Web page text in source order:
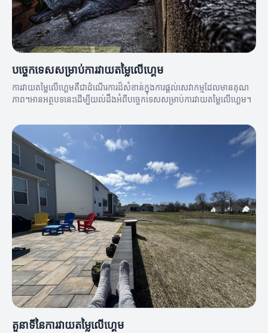
បច្ចេកទេសសម្រាប់ការវាយតម្លៃលើហ្គេម
ការវាយតម្លៃលើហ្គេមគឺជាដំណើរការដ៏សំខាន់ក្នុងការផ្ដល់សេវាកម្មដែលមានគុណ
ភាព។អានអត្ថបទនេះដើម្បីយល់ដឹងអំពីបច្ចេកទេសសម្រាប់ការវាយតម្លៃលើហ្គេម។
តួនាទីនៃការវាយតម្លៃលើហ្គេម